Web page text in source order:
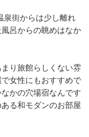
泉街からは少し離れ
呂からの眺めはなか
り旅館らしくない雰
女性にもおすすめで
かの穴場宿なんです
る和モダンのお部屋